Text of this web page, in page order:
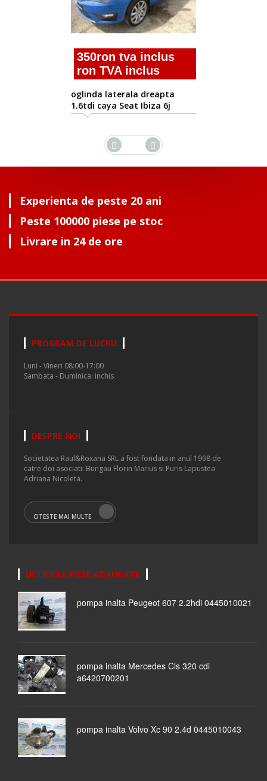
350ron tva inclus
ron TVA inclus
oglinda laterala dreapta
1.6tdi caya Seat Ibiza 6j
Experienta de peste 20 ani
Peste 100000 piese pe stoc
Livrare in 24 de ore
PROGRAM DE LUCRU
Luni - Vineri 08:00-17:00
Sambata - Duminica: inchis
DESPRE NOI
Societatea Raul&Roxana SRL a fost fondata in anul 1998 de
catre doi asociati: Bungau Florin Marius si Puris Lapustea
Adriana Nicoleta.
CITESTE MAI MULTE
ULTIMELE PIESE ADAUGATE
pompa inalta Peugeot 607 2.2hdi 0445010021
pompa inalta Mercedes Cls 320 cdi
a6420700201
pompa inalta Volvo Xc 90 2.4d 0445010043